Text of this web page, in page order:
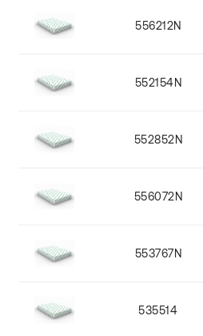
556212N
552154N
552852N
556072N
553767N
535514